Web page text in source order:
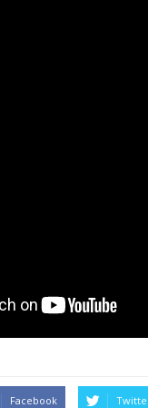
Facebook